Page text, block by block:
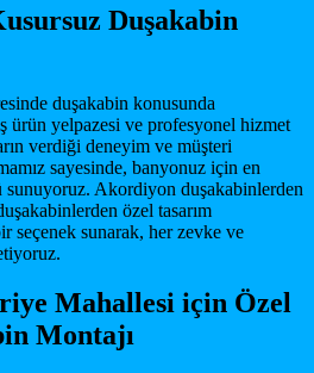
Duşakabin
duşakabin konusunda
ürün yelpazesi ve profesyonel hizmet
verdiği deneyim ve müşteri
sayesinde, banyonuz için en
Akordiyon duşakabinlerden
özel tasarım
seçenek sunarak, her zevke ve
Mahallesi için Özel
Montajı